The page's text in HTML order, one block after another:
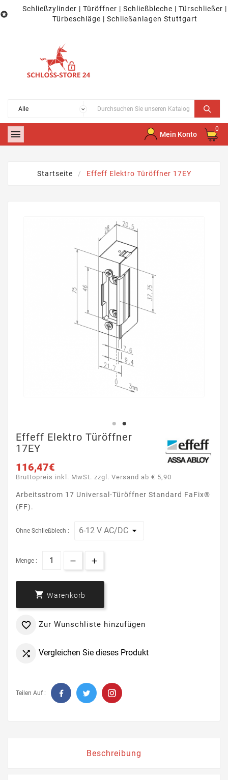

Schließzylinder | Türöffner | Schließbleche | Türschließer |
Türbeschläge | Schließanlagen Stuttgart
 Mein Konto
0
Startseite Effeff Elektro Türöffner 17EY
Effeff Elektro Türöffner
17EY
116,47€
Bruttopreis inkl. MwSt. zzgl. Versand ab € 5,90
Arbeitsstrom 17 Universal-Türöffner Standard FaFix®
(FF).
Ohne Schließblech :
Menge :
 Warenkorb
 Zur Wunschliste hinzufügen
 Vergleichen Sie dieses Produkt
Teilen Auf :
Beschreibung